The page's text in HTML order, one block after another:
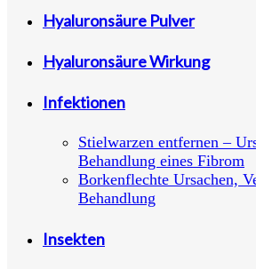
Hyaluronsäure Pulver
Hyaluronsäure Wirkung
Infektionen
Stielwarzen entfernen –
Behandlung eines Fibrom
Borkenflechte Ursachen,
Behandlung
Insekten